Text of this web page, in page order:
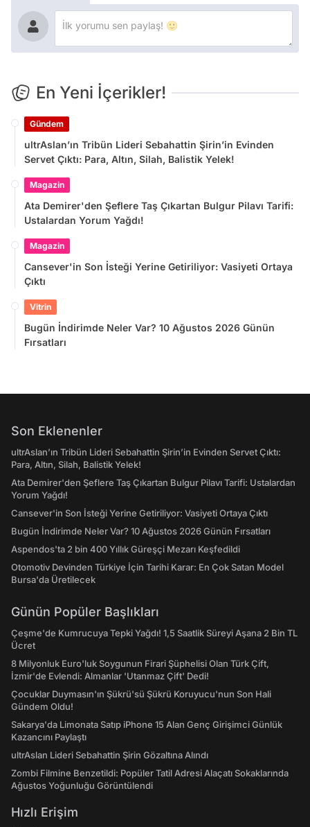
En Yeni İçerikler!
Gündem
ultrAslan’ın Tribün Lideri Sebahattin Şirin’in Evinden
Servet Çıktı: Para, Altın, Silah, Balistik Yelek!
Magazin
Ata Demirer'den Şeflere Taş Çıkartan Bulgur Pilavı Tarifi:
Ustalardan Yorum Yağdı!
Magazin
Cansever'in Son İsteği Yerine Getiriliyor: Vasiyeti Ortaya
Çıktı
Vitrin
Bugün İndirimde Neler Var? 10 Ağustos 2026 Günün
Fırsatları
Son Eklenenler
ultrAslan’ın Tribün Lideri Sebahattin Şirin’in Evinden Servet Çıktı:
Para, Altın, Silah, Balistik Yelek!
Ata Demirer'den Şeflere Taş Çıkartan Bulgur Pilavı Tarifi: Ustalardan
Yorum Yağdı!
Cansever'in Son İsteği Yerine Getiriliyor: Vasiyeti Ortaya Çıktı
Bugün İndirimde Neler Var? 10 Ağustos 2026 Günün Fırsatları
Aspendos'ta 2 bin 400 Yıllık Güreşçi Mezarı Keşfedildi
Otomotiv Devinden Türkiye İçin Tarihi Karar: En Çok Satan Model
Bursa'da Üretilecek
Günün Popüler Başlıkları
Çeşme'de Kumrucuya Tepki Yağdı! 1,5 Saatlik Süreyi Aşana 2 Bin TL
Ücret
8 Milyonluk Euro'luk Soygunun Firari Şüphelisi Olan Türk Çift,
İzmir'de Evlendi: Almanlar 'Utanmaz Çift' Dedi!
Çocuklar Duymasın'ın Şükrü'sü Şükrü Koruyucu'nun Son Hali
Gündem Oldu!
Sakarya'da Limonata Satıp iPhone 15 Alan Genç Girişimci Günlük
Kazancını Paylaştı
ultrAslan Lideri Sebahattin Şirin Gözaltına Alındı
Zombi Filmine Benzetildi: Popüler Tatil Adresi Alaçatı Sokaklarında
Ağustos Yoğunluğu Görüntülendi
Hızlı Erişim